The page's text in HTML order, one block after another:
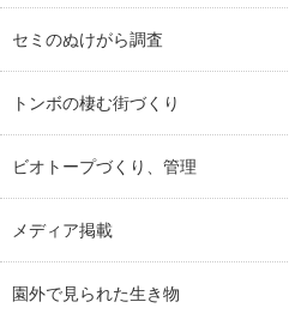
セミのぬけがら調査
トンボの棲む街づくり
ビオトープづくり、管理
メディア掲載
園外で見られた生き物